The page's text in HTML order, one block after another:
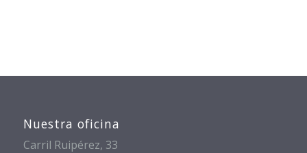
Nuestra oficina
Carril Ruipérez, 33